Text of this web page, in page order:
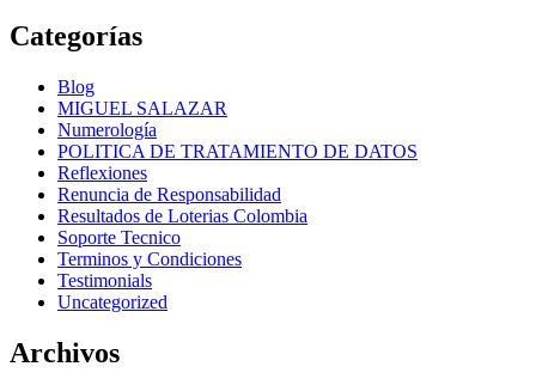
Categorías
Blog
MIGUEL SALAZAR
Numerología
POLITICA DE TRATAMIENTO DE DATOS
Reflexiones
Renuncia de Responsabilidad
Resultados de Loterias Colombia
Soporte Tecnico
Terminos y Condiciones
Testimonials
Uncategorized
Archivos